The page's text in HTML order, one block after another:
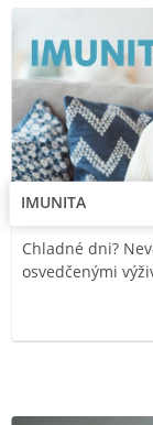
IMUNITA
Chladné dni?
osvedčenými